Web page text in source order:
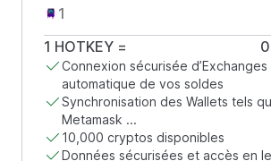
1 HOTKEY =
Connexion sécurisée
automatique de vos soldes
Synchronisation des Wallets tels
Metamask ...
10,000 cryptos disponibles
Données sécurisées et accès en